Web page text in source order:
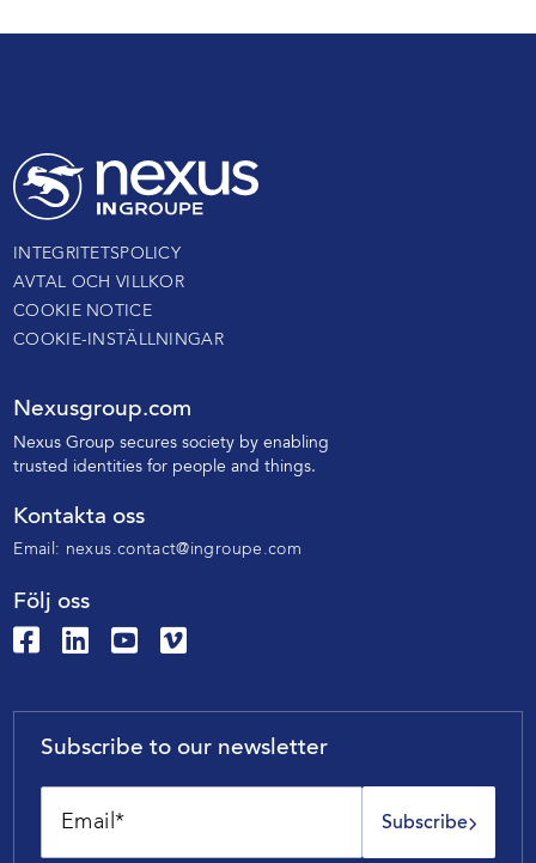
INTEGRITETSPOLICY
AVTAL OCH VILLKOR
COOKIE NOTICE
COOKIE-INSTÄLLNINGAR
Nexusgroup.com
Nexus Group secures society by enabling
trusted identitiesfor people and things.
Kontakta oss
Email: nexus.contact@ingroupe.com
Följ oss
Subscribe to our newsletter
Subscribe